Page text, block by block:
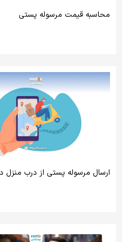
محاسبه قیمت مرسوله پستی
ارسال مرسوله پستی از درب منزل